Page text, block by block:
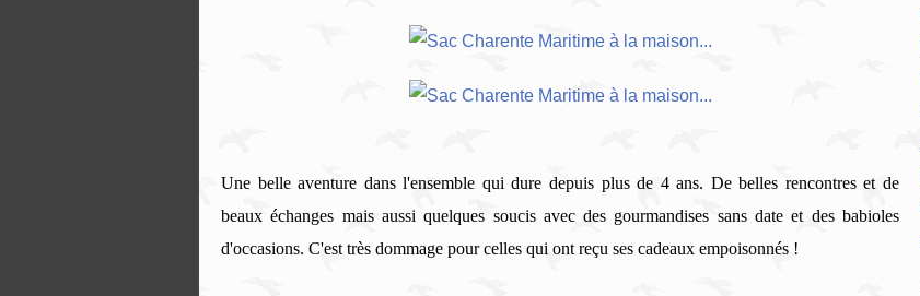
Une belle aventure dans l'ensemble qui dure depuis plus de 4 ans. De belles rencontres et de
beaux échanges mais aussi quelques soucis avec des gourmandises sans date et des babioles
d'occasions. C'est très dommage pour celles qui ont reçu ses cadeaux empoisonnés !